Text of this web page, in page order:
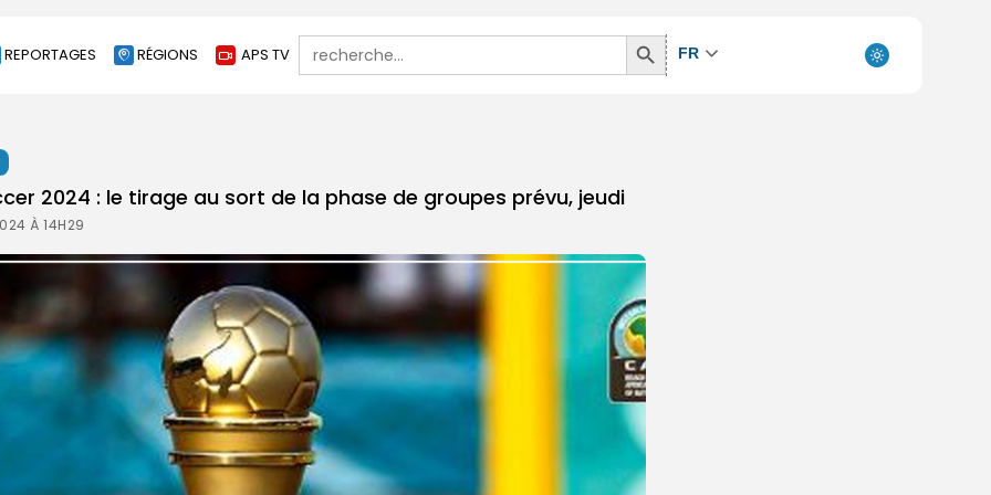
REPORTAGES RÉGIONS APS TV
Search
for:
Search
Button
FR
2024 : le tirage au sort de la phase de groupes prévu, jeudi
À 14H29